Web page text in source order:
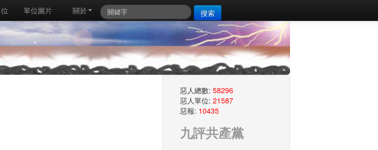
單位圖片 搜索
關於
惡人總數: 58296
惡人單位: 21587
惡報: 10435
九評共產黨